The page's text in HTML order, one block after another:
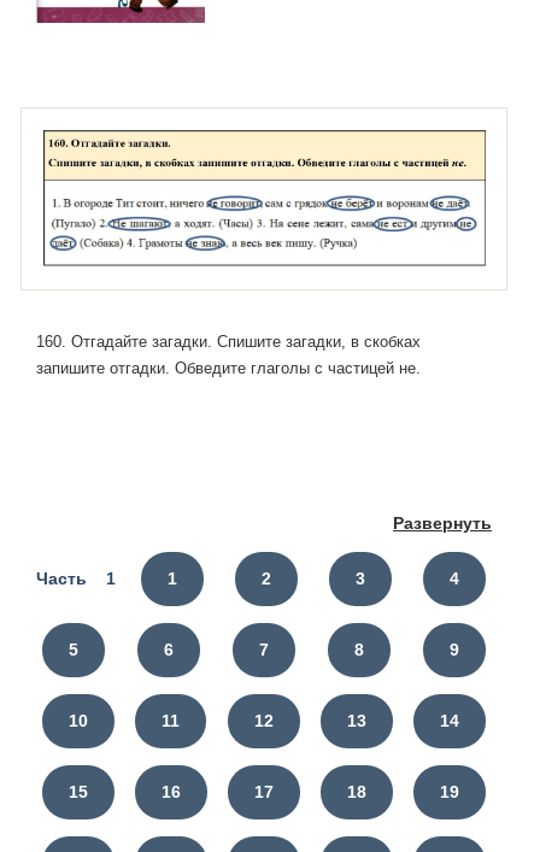
Развернуть
160. Отгадайте загадки. Спишите загадки, в скобках
запишите отгадки. Обведите глаголы с частицей не.
Часть 1 1 2 3 4
5 6 7 8 9
10 11 12 13 14
15 16 17 18 19